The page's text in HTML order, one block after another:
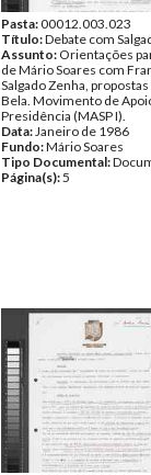
Pasta:00012.003.023
Título:Debate com
Assunto: Orientações
de Mário Soares com
Salgado Zenha,
Bela. Movimento de
Presidência (MASP I).
Data:Janeiro de 1986
Fundo:Mário Soares
Tipo Documental:
Página(s):5